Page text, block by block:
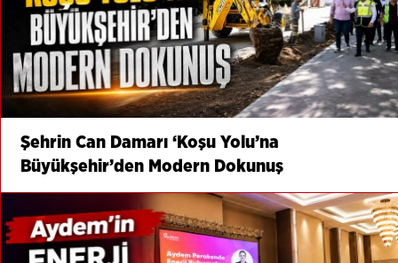
Şehrin Can Damarı ‘Koşu Yolu’na
Büyükşehir’den Modern Dokunuş